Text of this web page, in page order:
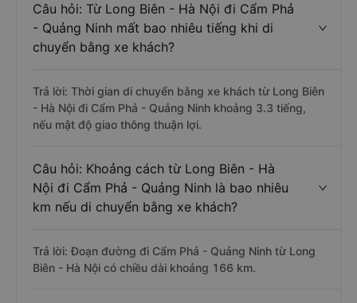
Câu hỏi: Từ Long Biên - Hà Nội đi Cẩm Phả
- Quảng Ninh mất bao nhiêu tiếng khi di
chuyển bằng xe khách?
Trả lời: Thời gian di chuyển bằng xe khách từ Long Biên
- Hà Nội đi Cẩm Phả - Quảng Ninh khoảng 3.3 tiếng,
nếu mật độ giao thông thuận lợi.
Câu hỏi: Khoảng cách từ Long Biên - Hà
Nội đi Cẩm Phả - Quảng Ninh là bao nhiêu
km nếu di chuyển bằng xe khách?
Trả lời: Đoạn đường đi Cẩm Phả - Quảng Ninh từ Long
Biên - Hà Nội có chiều dài khoảng 166 km.